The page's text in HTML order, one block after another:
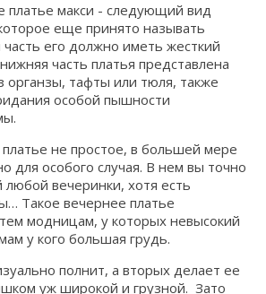
макси - следующий вид
еще принято называть
его должно иметь жесткий
часть платья представлена
тафты или тюля, также
особой пышности
не простое, в большей мере
для особого случая. В нем вы точно
вечеринки, хотя есть
Такое вечернее платье
модницам, у которых невысокий
у кого большая грудь.
полнит, а вторых делает ее
уж широкой и грузной. Зато